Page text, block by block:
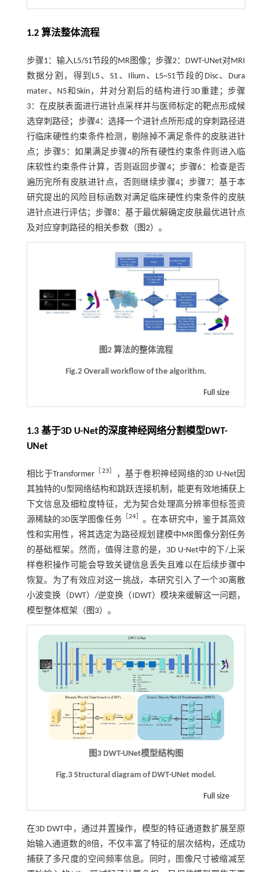
1.2 算法整体流程
步骤1：输入L5/S1节段的MR图像；步骤2：DWT-UNet对MRI
数据分割，得到L5、S1、Ilium、L5~S1节段的Disc、Dura
mater、N5和Skin，并对分割后的结构进行3D重建；步骤
3：在皮肤表面进行进针点采样并与医师标定的靶点形成候
选穿刺路径；步骤4：选择一个进针点所形成的穿刺路径进
行临床硬性约束条件检测，剔除掉不满足条件的皮肤进针
点；步骤5：如果满足步骤4的所有硬性约束条件则进入临
床软性约束条件计算，否则返回步骤4；步骤6：检查是否
遍历完所有皮肤进针点，否则继续步骤4；步骤7：基于本
研究提出的风险目标函数对满足临床硬性约束条件的皮肤
进针点进行评估；步骤8：基于最优解确定皮肤最优进针点
及对应穿刺路径的相关参数（ 图2）。
图2 算法的整体流程
Fig.2 Overall workflow of the algorithm.
Full size
1.3 基于3D U-Net的深度神经网络分割模型DWT-
UNet
相比于Transformer［23］
，基于卷积神经网络的3D U-Net因
其独特的U型网络结构和跳跃连接机制，能更有效地捕获上
下文信息及细粒度特征，尤为契合处理高分辨率但标签资
源稀缺的3D医学图像任务［24］ 。在本研究中，鉴于其高效
性和实用性，将其选定为路径规划建模中MR图像分割任务
的基础框架。然而，值得注意的是，3D U-Net中的下/上采
样卷积操作可能会导致关键信息丢失且难以在后续步骤中
恢复。为了有效应对这一挑战，本研究引入了一个3D离散
小波变换（DWT）/逆变换（IDWT）模块来缓解这一问题，
模型整体框架（ 图3）。
图3 DWT-UNet模型结构图
Fig.3 Structural diagram of DWT-UNet model.
Full size
在3D DWT中，通过并置操作，模型的特征通道数扩展至原
始输入通道数的8倍，不仅丰富了特征的层次结构，还成功
捕获了多尺度的空间频率信息。同时，图像尺寸被缩减至